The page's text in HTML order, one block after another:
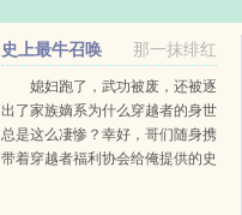
那一抹绯红
史上最牛召唤
媳妇跑了，武功被废，还被逐
出了家族嫡系为什么穿越者的身世
总是这么凄惨？幸好，哥们随身携
带着穿越者福利协会给俺提供的史